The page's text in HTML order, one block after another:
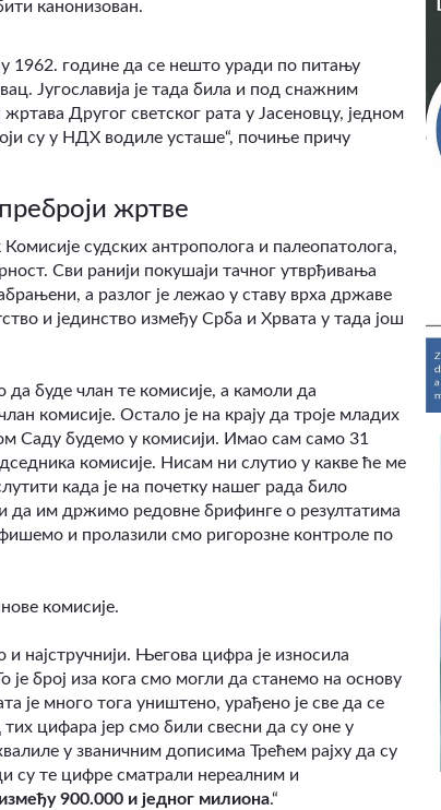
канонизован.
1962. године да се нешто уради по питању
Југославија је тада била и под снажним
Другог светског рата у Јасеновцу, једном
су у НДХ водиле усташе“, почиње причу
жртве
судских антрополога и палеопатолога,
Сви ранији покушаји тачног утврђивања
а разлог је лежао у ставу врха државе
и јединство између Срба и Хрвата у тада још
да буде члан те комисије, а камоли да
комисије. Остало је на крају да троје младих
Саду будемо у комисији. Имао сам само 31
комисије. Нисам ни слутио у какве ће ме
када је на почетку нашег рада било
да им држимо редовне брифинге о резултатима
и пролазили смо ригорозне контроле по
комисије.
најстручнији. Његова цифра је износила
је број иза кога смо могли да станемо на основу
је много тога уништено, урађено је све да се
цифара јер смо били свесни да су оне у
у званичним дописима Трећем рајху да су
су те цифре сматрали нереалним и
900.000 и једног милиона.“